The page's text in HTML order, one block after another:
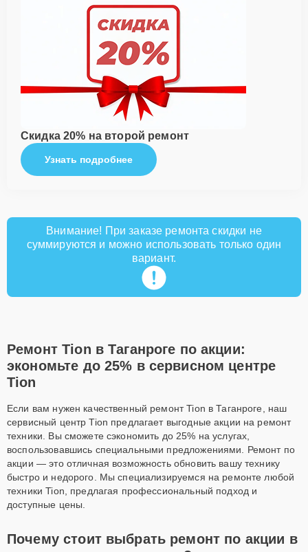
Скидка 20% на второй ремонт
Узнать подробнее
Внимание! При заказе ремонта скидки не
суммируются и можно использовать только один
вариант.
Ремонт Tion в Таганроге по акции:
экономьте до 25% в сервисном центре
Tion
Если вам нужен качественный ремонт Tion в Таганроге, наш
сервисный центр Tion предлагает выгодные акции на ремонт
техники. Вы сможете сэкономить до 25% на услугах,
воспользовавшись специальными предложениями. Ремонт по
акции — это отличная возможность обновить вашу технику
быстро и недорого. Мы специализируемся на ремонте любой
техники Tion, предлагая профессиональный подход и
доступные цены.
Почему стоит выбрать ремонт по акции в